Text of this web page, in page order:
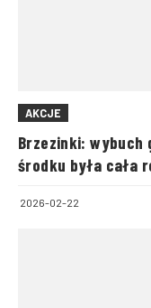
AKCJE
Brzezinki: wybuch
środku była cała
2026-02-22